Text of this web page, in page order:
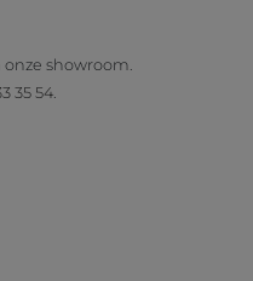
showroom.
35 54.